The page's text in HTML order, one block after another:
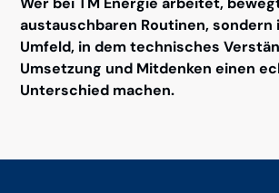
austauschbaren Routinen, sondern
Umfeld, in dem technisches
Umsetzung und Mitdenken einen
Unterschied machen.